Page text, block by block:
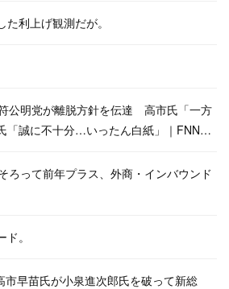
利上げ観測だが。
公明党が離脱方針を伝達 高市氏「一方
「誠に不十分…いったん白紙」｜FNN…
ろって前年プラス、外商・インバウンド
。
市早苗氏が小泉進次郎氏を破って新総